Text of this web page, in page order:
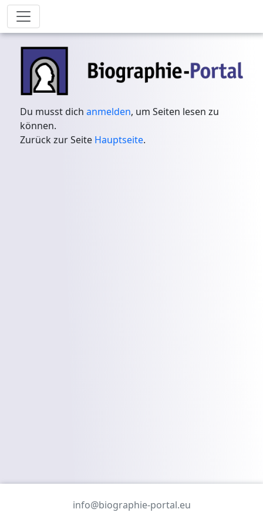
Du musst dichanmelden, um Seiten lesen zu
können.
Zurück zur Seite Hauptseite.
info@biographie-portal.eu